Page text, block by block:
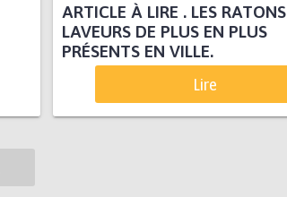
ARTICLE À LIRE . LES RATONS
LAVEURS DE PLUS EN PLUS
PRÉSENTS EN VILLE.
Lire